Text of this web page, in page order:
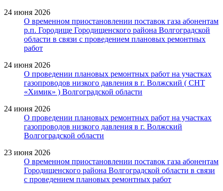
24 июня 2026
О временном приостановлении поставок газа абонентам
р.п. Городище Городищенского района Волгоградской
области в связи с проведением плановых ремонтных
работ
24 июня 2026
О проведении плановых ремонтных работ на участках
газопроводов низкого давления в г. Волжский ( СНТ
«Химик» ) Волгоградской области
24 июня 2026
О проведении плановых ремонтных работ на участках
газопроводов низкого давления в г. Волжский
Волгоградской области
23 июня 2026
О временном приостановлении поставок газа абонентам
Городищенского района Волгоградской области в связи
с проведением плановых ремонтных работ